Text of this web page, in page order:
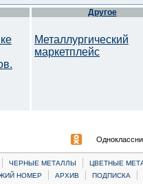
Другое
Металлургический
маркетплейс
| ЧЕРНЫЕ МЕТАЛЛЫ |
ЦВЕТНЫЕ
НОМЕР | АРХИВ | ПОДПИСКА |